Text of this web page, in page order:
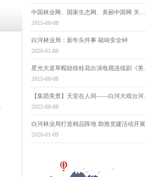
2015-08-08
白河林业局：新年头件事 敲响安全钟
2020-01-08
2015-08-08
2022-08-08
白河林业局打造精品阵地 助推党建活动开展
2020-01-09